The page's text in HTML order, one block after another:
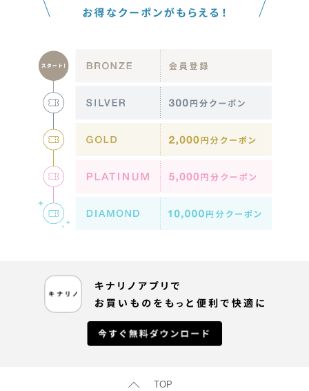
TOP